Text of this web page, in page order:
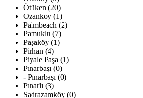
Ötüken (20)
Ozanköy (1)
Palmbeach (2)
Pamuklu (7)
Paşaköy (1)
Pirhan (4)
Piyale Paşa (1)
Pınarbaşı (0)
- Pınarbaşı (0)
Pınarlı (3)
Sadrazamköy (0)